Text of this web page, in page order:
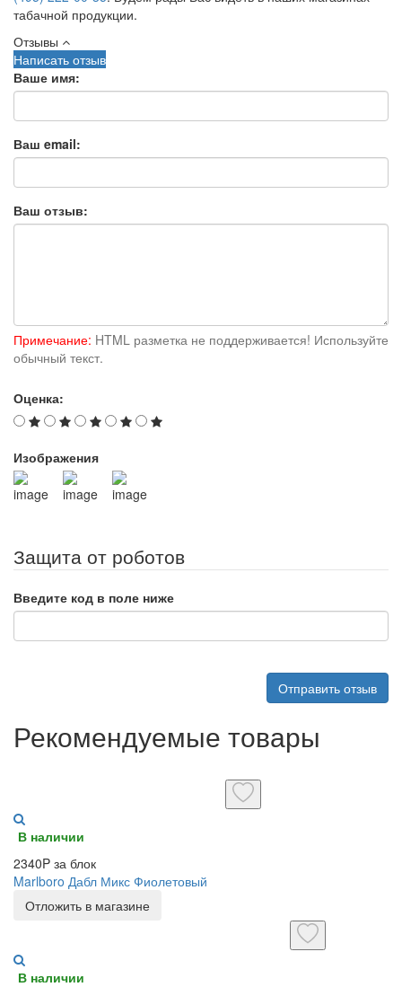
табачной продукции.
Отзывы
Написать отзыв
Ваше имя:
Ваш email:
Ваш отзыв:
Примечание: HTML разметка не поддерживается! Используйте
обычный текст.
Оценка:
Изображения
Защита от роботов
Введите код в поле ниже
Отправить отзыв
Рекомендуемые товары
В наличии
2340P за блок
Marlboro Дабл Микс Фиолетовый
Отложить в магазине
В наличии